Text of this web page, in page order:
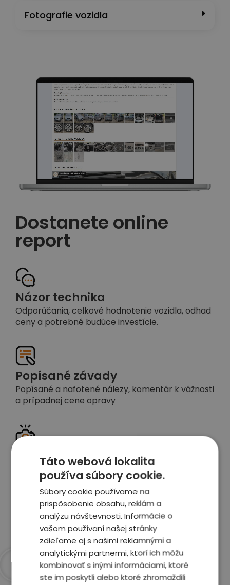
Fotografie vozidla
Dostanete online
report
Názor technika
Odporúčania, celkové hodnotenie vozidla, odhad
ceny a potrebné budúce investície.
Popísané závady
Popísané a nafotené nálezy, komentár k vážnosti
a prípadnej cene opravy
Detailné foto aj video
Celé auto z exteriéru aj interiéru nafotíme
vrátane závad a poškodení
Zobraziť report
Táto webová lokalita
používa súbory cookie.
Súbory cookie používame na
prispôsobenie obsahu, reklám a
analýzu návštevnosti. Informácie o
vašom používaní našej stránky
zdieľame aj s našimi reklamnými a
analytickými partnermi, ktorí ich môžu
kombinovať s inými informáciami, ktoré
ste im poskytli alebo ktoré zhromaždili